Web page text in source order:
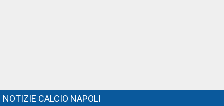
NOTIZIE CALCIO NAPOLI